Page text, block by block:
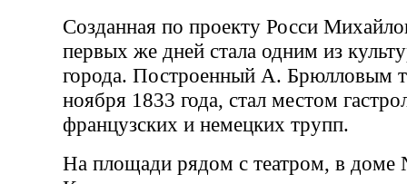
Созданная по проекту Росси
первых же дней стала одним из
города. Построенный А. Брюлловым
ноября 1833 года, стал местом
французских и немецких трупп.
На площади рядом с театром, в